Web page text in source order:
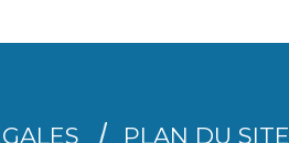
PLAN DU SITE